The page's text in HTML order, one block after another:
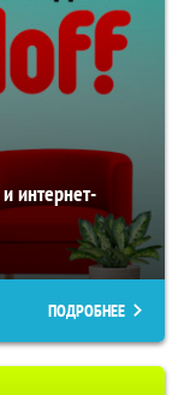
интернет-
ПОДРОБНЕЕ